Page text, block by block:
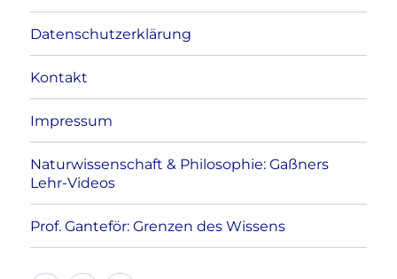
Datenschutzerklärung
Kontakt
Impressum
Naturwissenschaft & Philosophie: Gaßners
Lehr-Videos
Prof. Ganteför: Grenzen des Wissens